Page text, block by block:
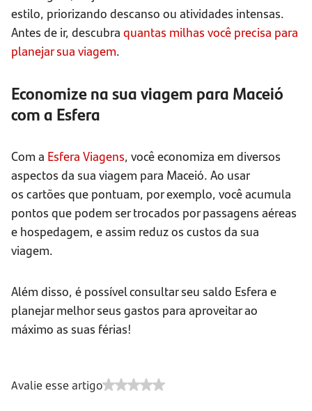
estilo, priorizando descanso ou atividades intensas.
Antes de ir, descubra quantas milhas você precisa para
planejar sua viagem.
Economize na sua viagem para Maceió
com a Esfera
Com a Esfera Viagens, você economiza em diversos
aspectos da sua viagem para Maceió. Ao usar
os cartões que pontuam, por exemplo, você acumula
pontos que podem ser trocados por passagens aéreas
e hospedagem, e assim reduz os custos da sua
viagem.
Além disso, é possível consultar seu saldo Esfera e
planejar melhor seus gastos para aproveitar ao
máximo as suas férias!
Avalie esse artigo